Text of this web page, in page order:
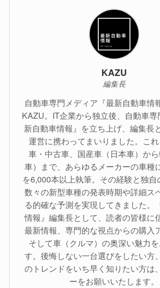
KAZU
編集長
自動車専門メディア『最新自動車情
KAZU。IT企業から独立後、自動車
新自動車情報』を立ち上げ、編集長
運営に携わってまいりました。こ
車・中古車、国産車（日本車）か
車）まで、あらゆるメーカーの車種
を6,000本以上執筆。その経験と独自
数々の新型車種の発表時期や詳細ス
る的確な予測を実現してきました。
情報』編集長として、読者の皆様に
最新情報、専門的な視点からの購入
そして車（クルマ）の奥深い魅力
す。後悔しない一台選びをしたい方
のトレンドをいち早く知りたい方は
ーをお願いいたします。